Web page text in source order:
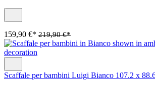
159,90 €* 219,90 €*
Scaffale per bambini Luigi Bianco 107.2 x